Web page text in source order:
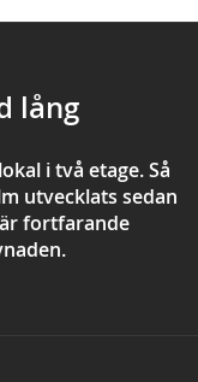
lång
i två etage. Så
utvecklats sedan
fortfarande